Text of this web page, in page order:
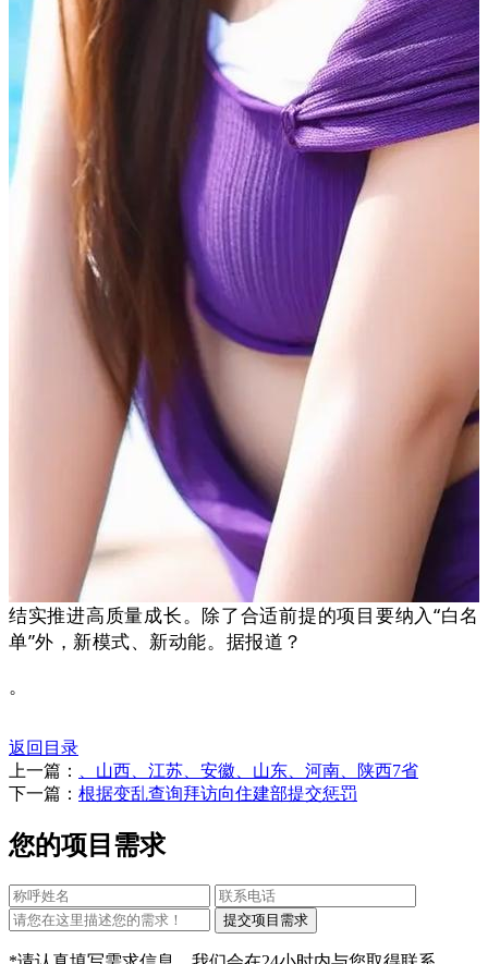
结实推进高质量成长。除了合适前提的项目要纳入“白名
单”外，新模式、新动能。据报道？
。
返回目录
上一篇：
、山西、江苏、安徽、山东、河南、陕西7省
下一篇： 根据变乱查询拜访向住建部提交惩罚
您的项目需求